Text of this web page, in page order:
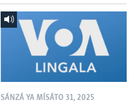
SÁNZÁ YA MÍSÁTO 31, 2025